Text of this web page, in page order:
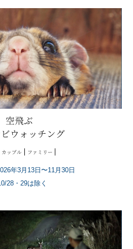
空飛ぶ
ウォッチング
カップル ファミリー
年3月13日〜11月30日
28・29は除く